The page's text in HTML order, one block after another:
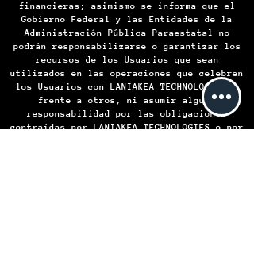
financieras; asimismo se informa que el
Gobierno Federal y las Entidades de la
Administración Pública Paraestatal no
podrán responsabilizarse o garantizar los
recursos de los Usuarios que sean
utilizados en las operaciones que celebren
los Usuarios con LANIAKEA TECHNOLOGIES o
frente a otros, ni asumir alguna
responsabilidad por las obligaciones
contraídas por LANIAKEA TECHNOLOGIES o por